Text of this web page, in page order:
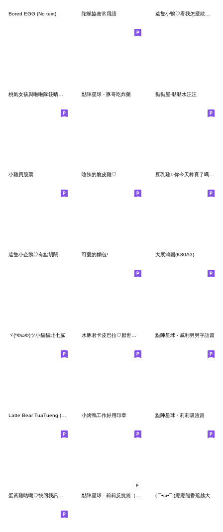
Bored EGG (No text) 陀螺協會常用語 這隻小鴨♡看我怎麼欺負你
點陣星球 - 豚哥吃炸藥 黏黏屋-黏黏水汪汪
小雞買股票 嗆辣的脆皮雞♡ 豆乳雞✨你今天棒賽了嗎?(修正版)
這隻小企鵝♡有點胡鬧 可愛的麵包! 大展鴻圖(K80A3)
ヾ(*ΦωΦ)ツ小貓貓北七膩 點陣星球 - 威利男男字語篇
小烤鴨工作好用印章 點陣星球 - 莉莉吸渣篇
蛋黃雞咕嘰♡快回我訊息啦 點陣星球 - 莉莉反抗篇（動態） ( ¯•ω•¯ )廢廢熊香蕉越大